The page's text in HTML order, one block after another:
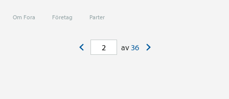
Om Fora Företag Parter
av 36